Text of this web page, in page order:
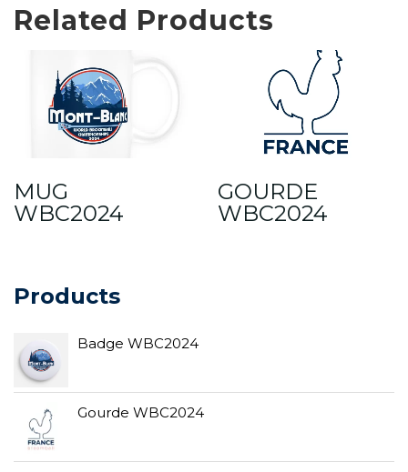
Related Products
MUG
WBC2024
GOURDE
WBC2024
Products
Badge WBC2024
Gourde WBC2024